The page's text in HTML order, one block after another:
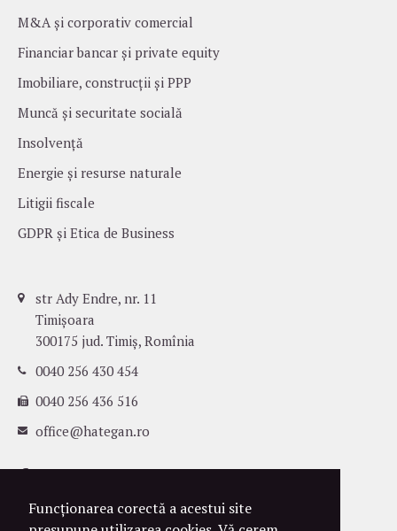
Funcționarea corectă a acestui site
M&A și corporativ comercial
Financiar bancar și private equity
Imobiliare, construcții și PPP
Muncă și securitate socială
Insolvență
Energie și resurse naturale
Litigii fiscale
GDPR și Etica de Business
str Ady Endre, nr. 11
Timișoara
300175 jud. Timiș, Romînia
0040 256 430 454
0040 256 436 516
office@hategan.ro